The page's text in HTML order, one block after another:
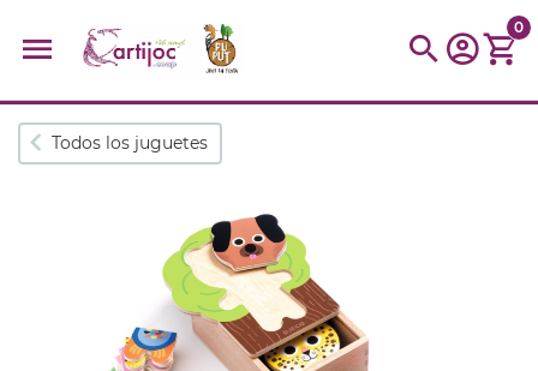
Búsquedas populares
kidynight Puzzle
0
Todos los juguetes